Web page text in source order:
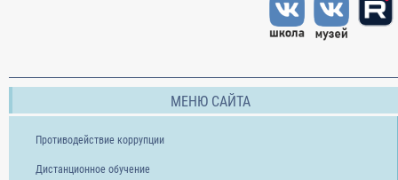
МЕНЮ САЙТА
Противодействие коррупции
Дистанционное обучение